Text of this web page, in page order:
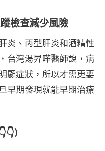
檢查減少風險
炎、丙型肝炎和酒精性
台灣湯昇曄醫師說，病
顯症狀，所以才需更要
早期發現就能早期治療
）